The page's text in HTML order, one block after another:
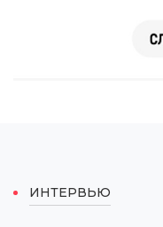
ИНТЕРВЬЮ